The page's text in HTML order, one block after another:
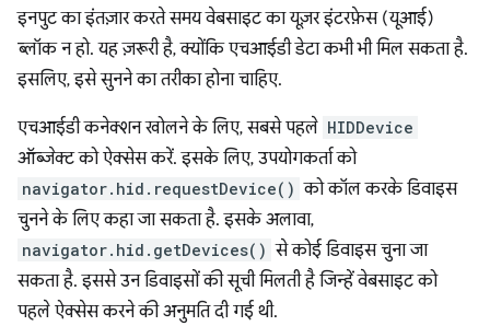
इनपुट का इंतज़ार करते समय वेबसाइट का यूज़र इंटरफ़ेस (यूआई)
ब्लॉक न हो. यह ज़रूरी है, क्योंकि एचआईडी डेटा कभी भी मिल सकता है.
इसलिए, इसे सुनने का तरीका होना चाहिए.
एचआईडी कनेक्शन खोलने के लिए, सबसे पहले HIDDevice
ऑब्जेक्ट को ऐक्सेस करें. इसके लिए, उपयोगकर्ता को
navigator.hid.requestDevice() को कॉल करके डिवाइस
चुनने के लिए कहा जा सकता है. इसके अलावा,
navigator.hid.getDevices() से कोई डिवाइस चुना जा
सकता है. इससे उन डिवाइसों की सूची मिलती है जिन्हें वेबसाइट को
पहले ऐक्सेस करने की अनुमति दी गई थी.